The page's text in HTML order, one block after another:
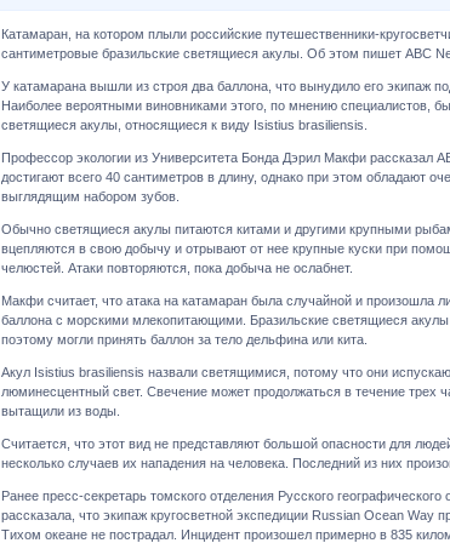
Катамаран, на котором плыли российские путешественники-
сантиметровые бразильские светящиеся акулы. Об этом пишет ABC
У катамарана вышли из строя два баллона, что вынудило его экипаж
Наиболее вероятными виновниками этого, по мнению специалистов,
светящиеся акулы, относящиеся к виду Isistius brasiliensis.
Профессор экологии из Университета Бонда Дэрил Макфи рассказал
достигают всего 40 сантиметров в длину, однако при этом обладают
выглядящим набором зубов.
Обычно светящиеся акулы питаются китами и другими крупными
вцепляются в свою добычу и отрывают от нее крупные куски при
челюстей. Атаки повторяются, пока добыча не ослабнет.
Макфи считает, что атака на катамаран была случайной и произошла
баллона с морскими млекопитающими. Бразильские светящиеся
поэтому могли принять баллон за тело дельфина или кита.
Акул Isistius brasiliensis назвали светящимися, потому что они
люминесцентный свет. Свечение может продолжаться в течение трех
вытащили из воды.
Считается, что этот вид не представляют большой опасности для
несколько случаев их нападения на человека. Последний из них
Ранее пресс-секретарь томского отделения Русского
рассказала, что экипаж кругосветной экспедиции Russian Ocean Way
Тихом океане не пострадал. Инцидент произошел примерно в 835